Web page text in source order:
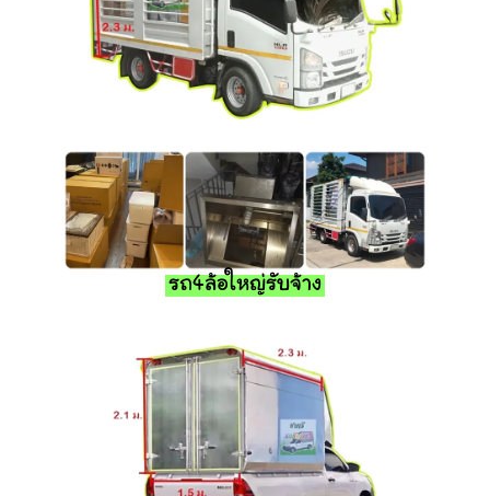
รถ4ล้อใหญ่รับจ้าง